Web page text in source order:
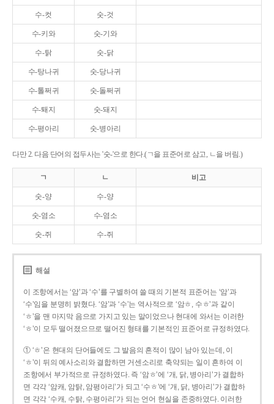
수-컷 숫-것
수-키와 숫-기와
수-탉 숫-닭
수-탕나귀 숫-당나귀
수-톨쩌귀 숫-돌쩌귀
수-퇘지 숫-돼지
수-평아리 숫-병아리
다만 2. 다음 단어의 접두사는 '숫-'으로 한다.(ㄱ을 표준어로 삼고, ㄴ을 버림.)
ㄱ ㄴ 비고
숫-양 수-양
숫-염소 수-염소
숫-쥐 수-쥐
해설
이 조항에서는 ‘암’과 ‘수’를 구별하여 쓸 때의 기본적 표준어는 ‘암’과
‘수’임을 분명히 밝혔다. ‘암’과 ‘수’는 역사적으로 ‘암ㅎ, 수ㅎ’과 같이
‘ㅎ’을 맨 마지막 음으로 가지고 있는 말이었으나 현대에 와서는 이러한
‘ㅎ’이 모두 떨어졌으므로 떨어진 형태를 기본적인 표준어로 규정하였다.
① ‘ㅎ’은 현대의 단어들에도 그 발음의 흔적이 많이 남아 있는데, 이
‘ㅎ’이 뒤의 예사소리와 결합하면 거센소리로 축약되는 일이 흔하여 이
조항에서 부가적으로 규정하였다. 즉 ‘암ㅎ’에 ‘개, 닭, 병아리’가 결합하
면 각각 ‘암캐, 암탉, 암평아리’가 되고 ‘수ㅎ’에 ‘개, 닭, 병아리’가 결합하
면 각각 ‘수캐, 수탉, 수평아리’가 되는 언어 현실을 존중하였다. 이러한